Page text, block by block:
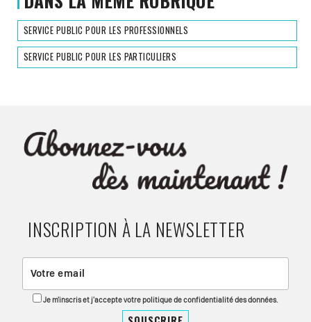
SERVICE PUBLIC POUR LES PROFESSIONNELS
SERVICE PUBLIC POUR LES PARTICULIERS
INSCRIPTION À LA NEWSLETTER
Je m'inscris et j'accepte votre politique de confidentialité des données.